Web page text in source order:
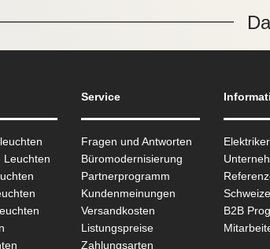
Leuchten
Service
Fragen und Antworten
Büromodernisierung
Partnerprogramm
Kundenmeinungen
Versandkosten
Listungspreise
Zahlungsarten
B2B